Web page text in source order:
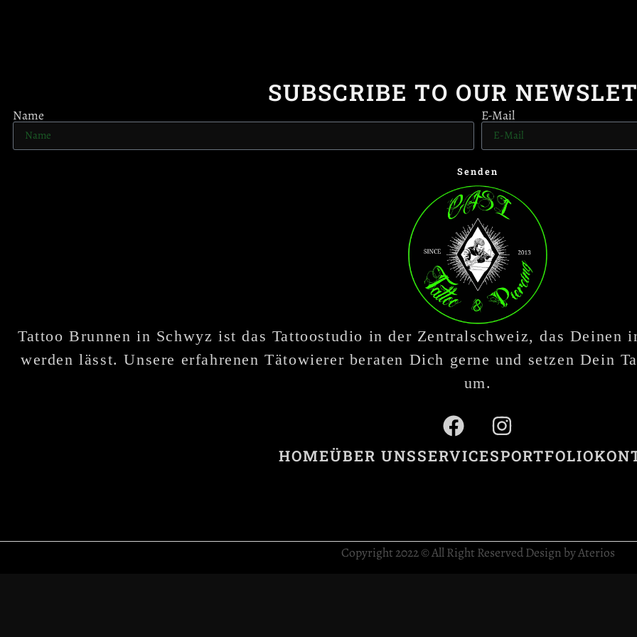
SUBSCRIBE TO OUR
Name E-Mail
Senden
Tattoo Brunnen in Schwyz ist das Tattoostudio in der Zentralschweiz, das
werden lässt. Unsere erfahrenen Tätowierer beraten Dich gerne und setzen Dein
um.
HOMEÜBER UNSSERVICESPORTFOLIO
Copyright 2022 © All Right Reserved Design by Aterios